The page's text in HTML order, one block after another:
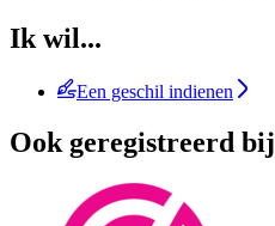
Ik wil...
Een geschil indienen
Ook geregistreerd bij